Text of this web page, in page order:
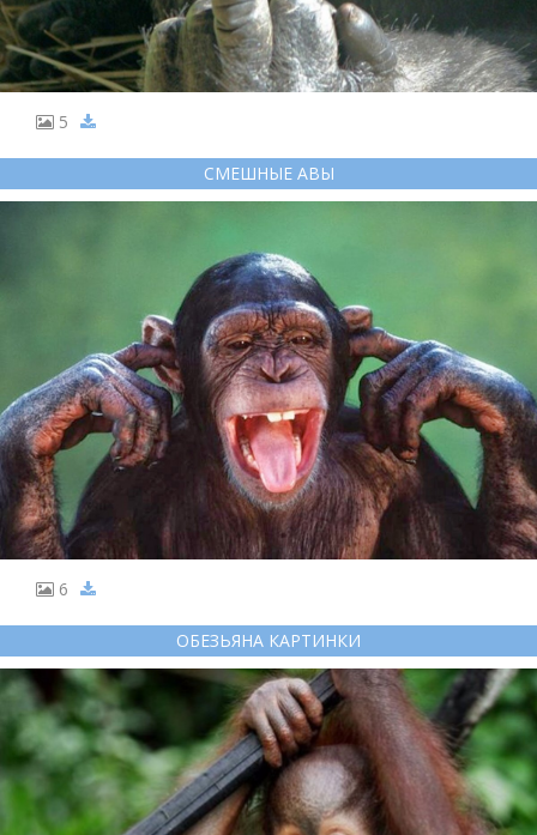
5
СМЕШНЫЕ АВЫ
6
ОБЕЗЬЯНА КАРТИНКИ